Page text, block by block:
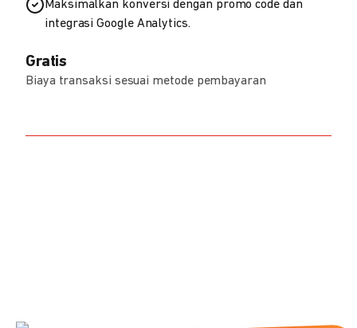
Maksimalkan konversi dengan promo code dan
integrasi Google Analytics.
Gratis
Biaya transaksi sesuai metode pembayaran